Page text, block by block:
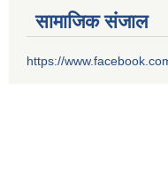
सामाजिक संजाल
https://